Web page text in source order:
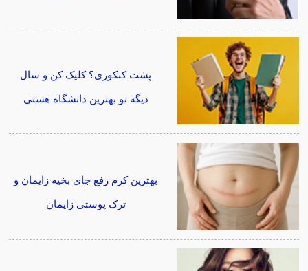
پشت کنکوری؟ کلیک کن و سال
دیگه تو بهترین دانشگاه هستی
بهترین کرم رفع جای بخیه زایمان و
ترک پوستی زایمان